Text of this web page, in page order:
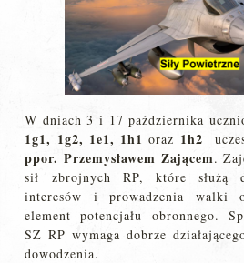
W dniach 3 i 17 października
1g1, 1g2, 1e1, 1h1oraz 1h2
ppor. Przemysławem Zającem.
sił zbrojnych RP, które służą
interesów i prowadzenia walki
element potencjału obronnego.
SZ RP wymaga dobrze
dowodzenia.